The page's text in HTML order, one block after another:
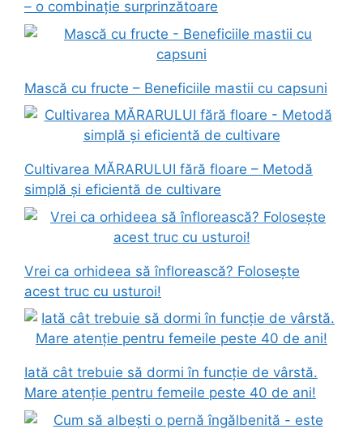
– o combinație surprinzătoare
Mască cu fructe – Beneficiile mastii cu capsuni
Cultivarea MĂRARULUI fără floare – Metodă
simplă și eficientă de cultivare
Vrei ca orhideea să înflorească? Folosește
acest truc cu usturoi!
Iată cât trebuie să dormi în funcție de vârstă.
Mare atenție pentru femeile peste 40 de ani!